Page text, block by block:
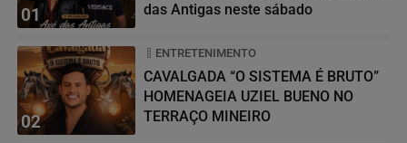
01
das Antigas neste sábado
02
ENTRETENIMENTO
CAVALGADA “O SISTEMA É BRUTO”
HOMENAGEIA UZIEL BUENO NO
TERRAÇO MINEIRO